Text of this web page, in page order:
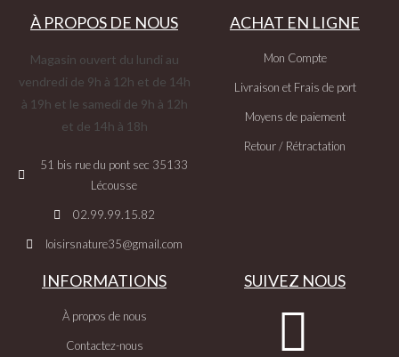
À PROPOS DE NOUS
Magasin ouvert du lundi au
vendredi de 9h à 12h et de 14h
à 19h et le samedi de 9h à 12h
et de 14h à 18h
51 bis rue du pont sec 35133
Lécousse
02.99.99.15.82
loisirsnature35@gmail.com
ACHAT EN LIGNE
Mon Compte
Livraison et Frais de port
Moyens de paiement
Retour / Rétractation
INFORMATIONS
À propos de nous
Contactez-nous
SUIVEZ NOUS